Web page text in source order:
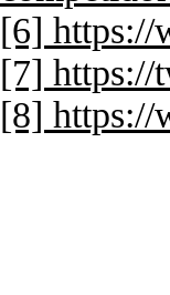
[6] https://
[7] https://
[8] https://